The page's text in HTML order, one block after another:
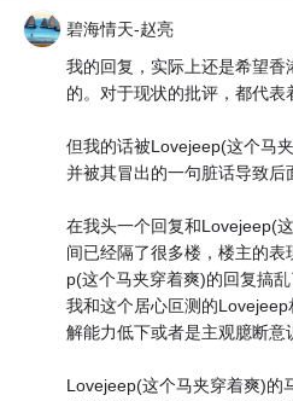
碧海情天-赵亮
我的回复，实际上还是希望香
的。对于现状的批评，都代表
但我的话被Lovejeep(这个马
并被其冒出的一句脏话导致后
在我头一个回复和Lovejeep(
间已经隔了很多楼，楼主的
p(这个马夹穿着爽)的回复搞
我和这个居心叵测的
解能力低下或者是主观臆断意
Lovejeep(这个马夹穿着爽)的